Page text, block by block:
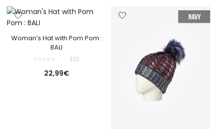
Woman’s Hat with Pom Pom :
BALI
(0)
22,99€